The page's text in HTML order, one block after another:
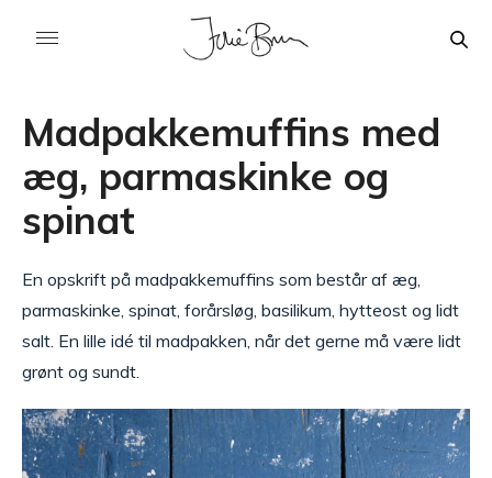
Madpakkemuffins med
æg, parmaskinke og
spinat
En opskrift på madpakkemuffins som består af æg,
parmaskinke, spinat, forårsløg, basilikum, hytteost og lidt
salt. En lille idé til madpakken, når det gerne må være lidt
grønt og sundt.